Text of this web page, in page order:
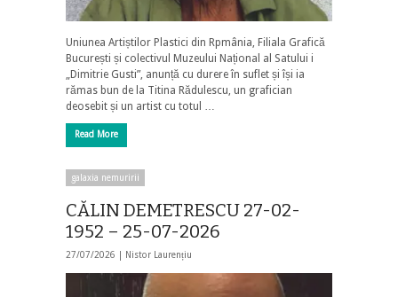
Uniunea Artiștilor Plastici din Rpmânia, Filiala Grafică
București și colectivul Muzeului Național al Satului i
„Dimitrie Gusti”, anunță cu durere în suflet și își ia
rămas bun de la Titina Rădulescu, un grafician
deosebit și un artist cu totul …
Read More
galaxia nemuririi
CĂLIN DEMETRESCU 27-02-
1952 – 25-07-2026
27/07/2026 | Nistor Laurențiu